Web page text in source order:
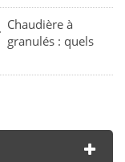
Chaudière à
granulés : quels